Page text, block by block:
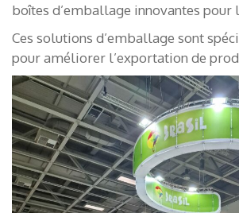
boîtes d’emballage innovantes pour
Ces solutions d’emballage sont
pour améliorer l’exportation de